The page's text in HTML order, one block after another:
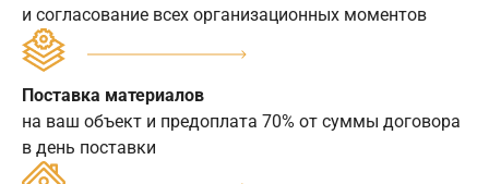
и согласование всех организационных моментов
Поставка материалов
на ваш объект и предоплата 70% от суммы договора
в день поставки